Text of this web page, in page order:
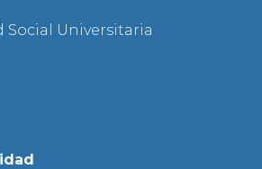
Social Universitaria